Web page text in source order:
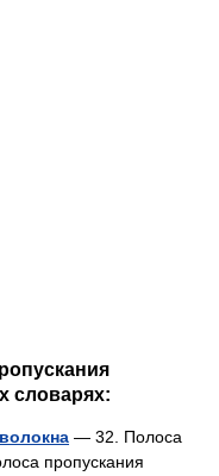
словарях:
— 32. Полоса
пропускания